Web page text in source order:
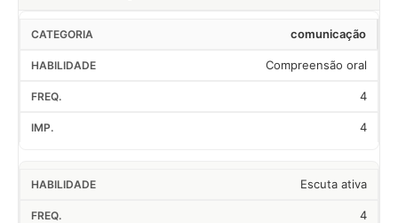
comunicação
Compreensão oral
4
4
Escuta ativa
4